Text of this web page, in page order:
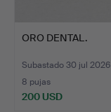
ORO DENTAL.
Subastado 30 jul 2026
8 pujas
200 USD